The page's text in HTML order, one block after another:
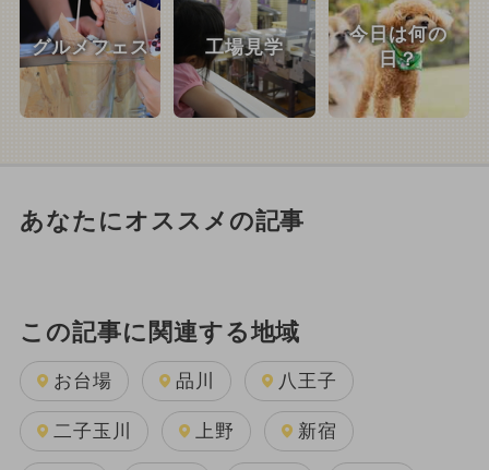
グルメフェス 工場見学
今日は何の
日？
あなたにオススメの記事
この記事に関連する地域
お台場 品川 八王子
二子玉川 上野 新宿